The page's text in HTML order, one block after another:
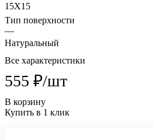
15X15
Тип поверхности
—
Натуральный
Все характеристики
555 ₽/шт
В корзину
Купить в 1 клик